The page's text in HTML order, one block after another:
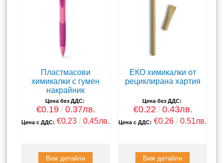
Пластмасови
химикалки с гумен
накрайник
Цена без ДДС:
€0.19 0.37лв.
Цена с ДДС: €0.23 0.45лв.
Виж детайли
ЕКО химикалки от
рециклирана хартия
Цена без ДДС:
€0.22 0.43лв.
Цена с ДДС: €0.26 0.51лв.
Виж детайли